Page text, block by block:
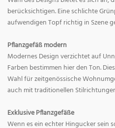
berücksichtigen. Eine schlichte
aufwendigen Topf richtig in Szene
Pflanzgefäß modern
Modernes Design verzichtet auf
Farben bestimmen hier den Ton.
Wahl für zeitgenössische
auch mit traditionellen
Exklusive Pflanzgefäße
Wenn es ein echter Hingucker sein